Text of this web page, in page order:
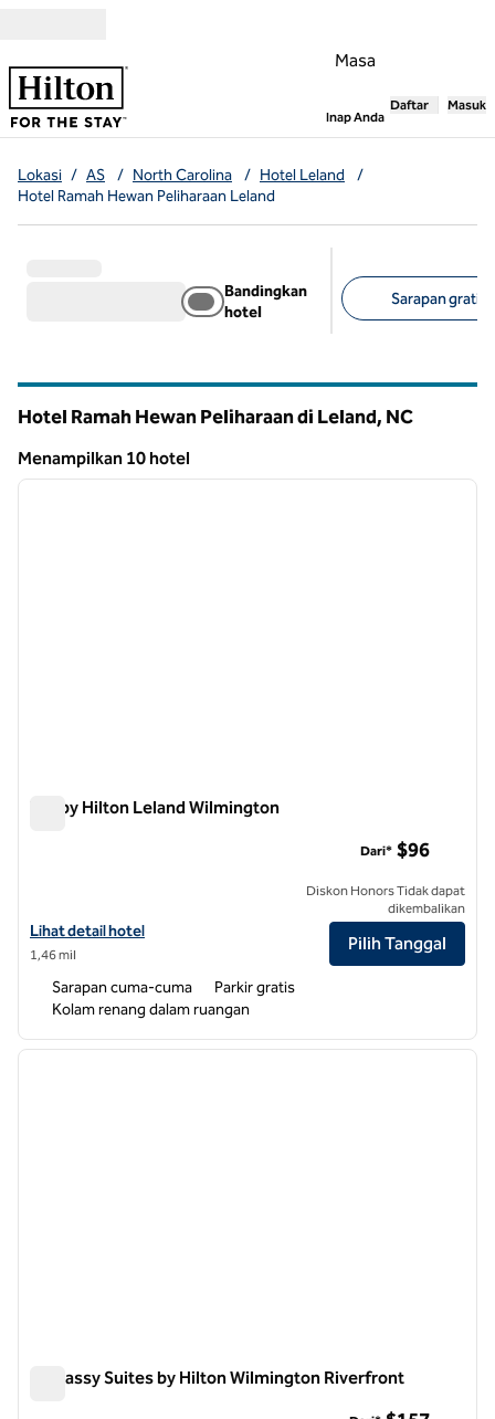
Masa
Inap Anda,Membuka
Daftar Masuk
Lokasi / AS / North Carolina / Hotel Leland
/
Hotel Ramah Hewan Peliharaan Leland
Bandingkan
hotel
Sarapan gratis
Hotel Ramah Hewan Peliharaan di Leland, NC
Menampilkan 10 hotel
Menampilkan 10 hotel
1 dari 12
Tru by Hilton Leland Wilmington
Lihat detail hotel untuk Tru by Hilton Leland Wilmington
Lihat detail hotel
1,46 mil
Dari* $96
Diskon Honors Tidak dapat
dikembalikan
Pilih Tanggal
Sarapan cuma-cuma
Parkir gratis
Kolam renang dalam ruangan
1 dari 12
Embassy Suites by Hilton Wilmington Riverfront